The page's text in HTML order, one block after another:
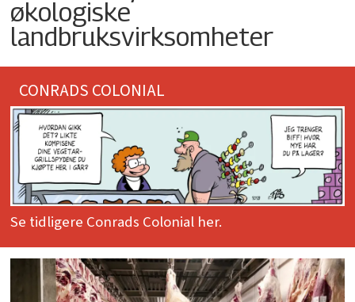
økologiske
landbruksvirksomheter
CONRADS COLONIAL
Se tidligere Conrads Colonial her.